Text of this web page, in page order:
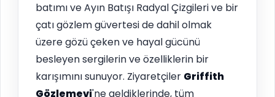
batımı ve Ayın Batışı Radyal Çizgileri ve bir
çatı gözlem güvertesi de dahil olmak
üzere gözü çeken ve hayal gücünü
besleyen sergilerin ve özelliklerin bir
karışımını sunuyor. Ziyaretçiler Griffith
Gözlemevi'ne geldiklerinde, tüm